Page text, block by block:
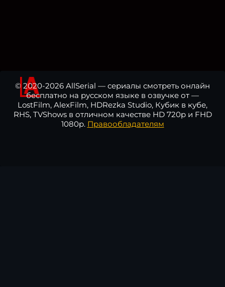
© 2020-2026 AllSerial — сериалы смотреть онлайн
бесплатно на русском языке в озвучке от —
LostFilm, AlexFilm, HDRezka Studio, Кубик в кубе,
RHS, TVShows в отличном качестве HD 720p и FHD
1080p. Правообладателям